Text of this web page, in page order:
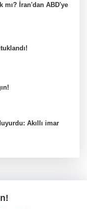
mı? İran'dan ABD'ye
Akıllı imar
çocuk cinayeti